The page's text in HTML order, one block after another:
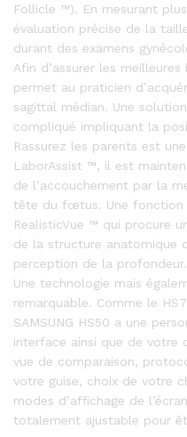
Follicle ™). En mesurant
évaluation précise de la
durant des examens
Afin d’assurer les
permet au praticien
sagittal médian. Une
compliqué impliquant la
Rassurez les parents est
LaborAssist ™, il est
de l’accouchement par la
tête du fœtus. Une fonction
RealisticVue ™ qui procure
de la structure anatomique
perception de la profondeur.
Une technologie mais
remarquable. Comme le
SAMSUNG HS50 a une
interface ainsi que de votre
vue de comparaison,
votre guise, choix de votre
modes d’affichage de
totalement ajustable pour